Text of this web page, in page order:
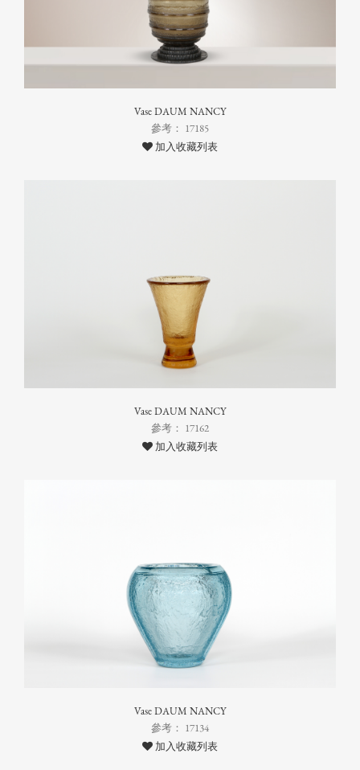
Vase DAUM NANCY
參考： 17185
加入收藏列表
Vase DAUM NANCY
參考： 17162
加入收藏列表
Vase DAUM NANCY
參考： 17134
加入收藏列表